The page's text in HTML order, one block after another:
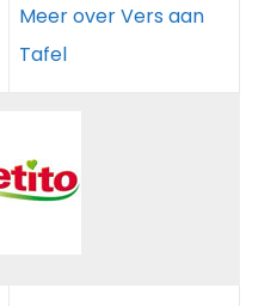
Meer over Vers aan
Tafel